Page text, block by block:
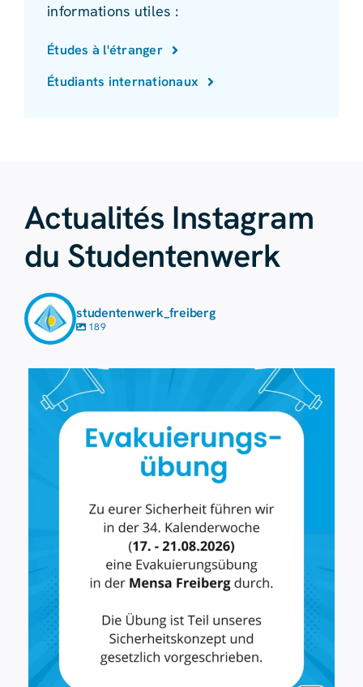
informations utiles :
Études à l'étranger
Étudiants internationaux
Actualités Instagram
du Studentenwerk
studentenwerk_freiberg
189